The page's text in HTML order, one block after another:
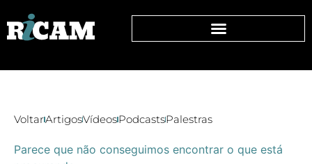
VoltarArtigosVídeosPodcastsPalestras
Parece que não conseguimos encontrar o que está